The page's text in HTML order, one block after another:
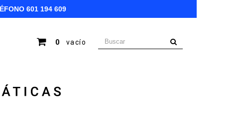
601 194 609
0 vacío